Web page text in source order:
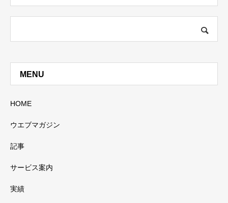
MENU
HOME
ウエブマガジン
記事
サービス案内
実績